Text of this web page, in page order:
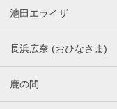
池田エライザ
長浜広奈 (おひなさま)
鹿の間